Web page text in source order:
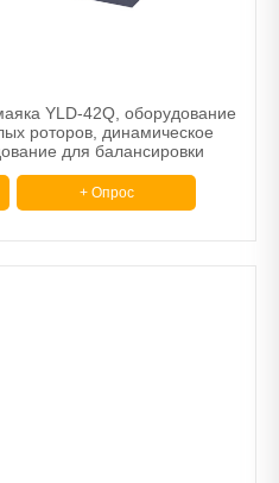
YLD-42Q, оборудование
роторов, динамическое
для балансировки
+ Опрос